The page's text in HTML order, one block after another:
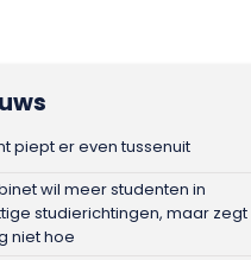
piept er even tussenuit
wil meer studenten in
studierichtingen, maar zegt
niet hoe